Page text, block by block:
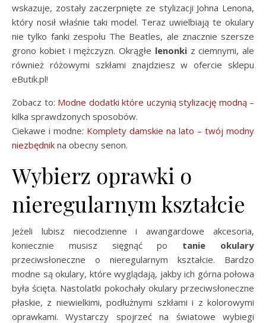
wskazuje, zostały zaczerpnięte ze stylizacji Johna Lenona,
który nosił właśnie taki model. Teraz uwielbiają te okulary
nie tylko fanki zespołu The Beatles, ale znacznie szersze
grono kobiet i mężczyzn. Okrągłe lenonkiz ciemnymi, ale
również różowymi szkłami znajdziesz w ofercie sklepu
eButik.pl!
Zobacz to: Modne dodatki które uczynią stylizację modną–
kilka sprawdzonych sposobów.
Ciekawe i modne: Komplety damskie na lato – twój modny
niezbędnik na obecny senon.
Wybierz oprawki o
nieregularnym kształcie
Jeżeli lubisz niecodzienne i awangardowe akcesoria,
koniecznie musisz sięgnąć po tanie okulary
przeciwsłoneczne o nieregularnym kształcie. Bardzo
modne są okulary, które wyglądają, jakby ich górna połowa
była ścięta. Nastolatki pokochały okulary przeciwsłoneczne
płaskie, z niewielkimi, podłużnymi szkłami i z kolorowymi
oprawkami. Wystarczy spojrzeć na światowe wybiegi